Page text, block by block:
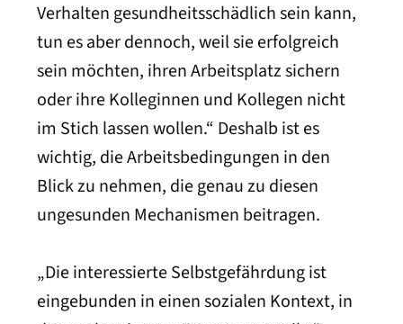
Verhalten gesundheitsschädlich sein kann,
tun es aber dennoch, weil sie erfolgreich
sein möchten, ihren Arbeitsplatz sichern
oder ihre Kolleginnen und Kollegen nicht
im Stich lassen wollen.“ Deshalb ist es
wichtig, die Arbeitsbedingungen in den
Blick zu nehmen, die genau zu diesen
ungesunden Mechanismen beitragen.
„Die interessierte Selbstgefährdung ist
eingebunden in einen sozialen Kontext, in